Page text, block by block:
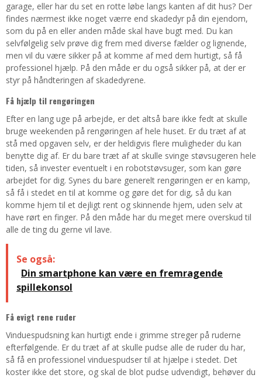
garage, eller har du set en rotte løbe langs kanten af dit hus? Der
findes nærmest ikke noget værre end skadedyr på din ejendom,
som du på en eller anden måde skal have bugt med. Du kan
selvfølgelig selv prøve dig frem med diverse fælder og lignende,
men vil du være sikker på at komme af med dem hurtigt, så få
professionel hjælp. På den måde er du også sikker på, at der er
styr på håndteringen af skadedyrene.
Få hjælp til rengøringen
Efter en lang uge på arbejde, er det altså bare ikke fedt at skulle
bruge weekenden på rengøringen af hele huset. Er du træt af at
stå med opgaven selv, er der heldigvis flere muligheder du kan
benytte dig af. Er du bare træt af at skulle svinge støvsugeren hele
tiden, så invester eventuelt i en robotstøvsuger, som kan gøre
arbejdet for dig. Synes du bare generelt rengøringen er en kamp,
så få i stedet en til at komme og gøre det for dig, så du kan
komme hjem til et dejligt rent og skinnende hjem, uden selv at
have rørt en finger. På den måde har du meget mere overskud til
alle de ting du gerne vil lave.
Se også:
Din smartphone kan være en fremragende
spillekonsol
Få evigt rene ruder
Vinduespudsning kan hurtigt ende i grimme streger på ruderne
efterfølgende. Er du træt af at skulle pudse alle de ruder du har,
så få en professionel vinduespudser til at hjælpe i stedet. Det
koster ikke det store, og skal de blot pudse udvendigt, behøver du